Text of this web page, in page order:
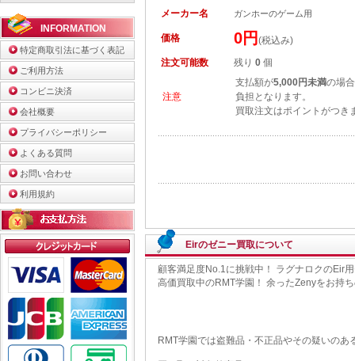
INFORMATION
特定商取引法に基づく表記
ご利用方法
コンビニ決済
会社概要
プライバシーポリシー
よくある質問
お問い合わせ
利用規約
メーカー名
ガンホーのゲーム用
価格 0円 (税込み)
注文可能数
残り 0 個
注意
支払額が5,000円未満の場
負担となります。
買取注文はポイントがつき
Eirのゼニー買取について
顧客満足度No.1に挑戦中！ ラグナロクのEir
高価買取中のRMT学園！ 余ったZenyをお持
RMT学園では盗難品・不正品やその疑いのあ